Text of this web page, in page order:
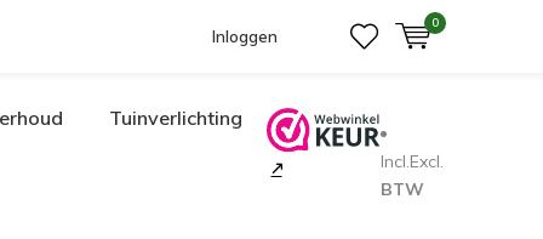
Inloggen
0
Tuinverlichting
Incl.Excl.
BTW